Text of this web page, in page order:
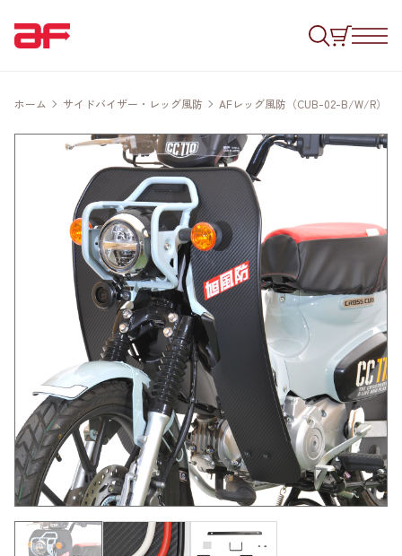
ホーム サイドバイザー・レッグ風防 AFレッグ風防（CUB-02-B/W/R）